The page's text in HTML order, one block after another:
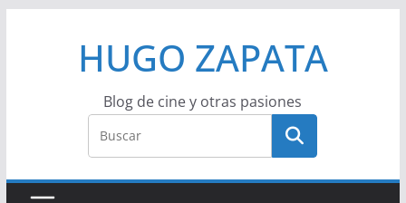
HUGO ZAPATA
Blog de cine y otras pasiones